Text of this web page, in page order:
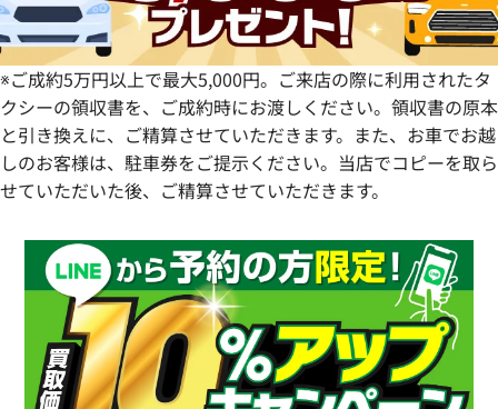
※ご成約5万円以上で最大5,000円。ご来店の際に利用されたタ
クシーの領収書を、ご成約時にお渡しください。領収書の原本
と引き換えに、ご精算させていただきます。また、お車でお越
しのお客様は、駐車券をご提示ください。当店でコピーを取ら
せていただいた後、ご精算させていただきます。